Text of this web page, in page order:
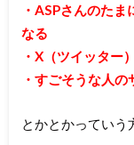
・ASPさんのた
なる
・X（ツイッター
・すごそうな人
とかとかっていう